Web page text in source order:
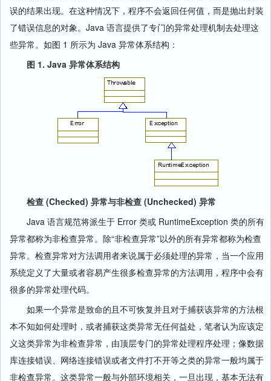
误的结果出现。在这种情况下，程序不会返回任何值，而是抛出封装
了错误信息的对象。Java 语言提供了专门的异常处理机制去处理这
些异常。如图 1 所示为 Java 异常体系结构：
图 1. Java 异常体系结构
检查 (Checked) 异常与非检查 (Unchecked) 异常
Java 语言规范将派生于 Error 类或 RuntimeException 类的所有
异常都称为非检查异常。除“非检查异常”以外的所有异常都称为检查
异常。检查异常对方法调用者来说属于必须处理的异常，当一个应用
系统定义了大量或者容易产生很多检查异常的方法调用，程序中会有
很多的异常处理代码。
如果一个异常是致命的且不可恢复并且对于捕获该异常的方法根
本不知如何处理时，或者捕获这类异常无任何益处，笔者认为应该定
义这类异常为非检查异常，由顶层专门的异常处理程序处理；像数据
库连接错误、网络连接错误或者文件打不开等之类的异常一般均属于
非检查异常。这类异常一般与外部环境相关，一旦出现，基本无法有